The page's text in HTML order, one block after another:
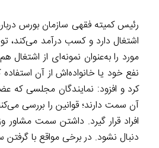
رئیس کمیته فقهی سازمان بورس
اشتغال دارد و کسب درآمد می‌کند،
مورد را به‌عنوان نمونه‌ای از
نفع خود یا خانواده‌اش از آن
کرد و افزود: نمایندگان مجلسی
آن سمت دارند؛ قوانین را بررسی
افراد قرار گیرد. داشتن سمت
دنبال نشود. در برخی مواقع با